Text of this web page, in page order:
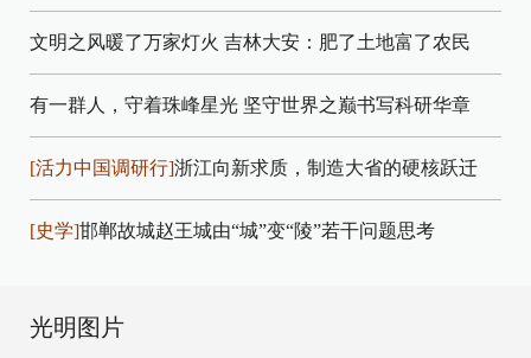
文明之风暖了万家灯火 吉林大安：肥了土地富了农民
有一群人，守着珠峰星光 坚守世界之巅书写科研华章
[活力中国调研行]浙江向新求质，制造大省的硬核跃迁
[史学]邯郸故城赵王城由“城”变“陵”若干问题思考
光明图片